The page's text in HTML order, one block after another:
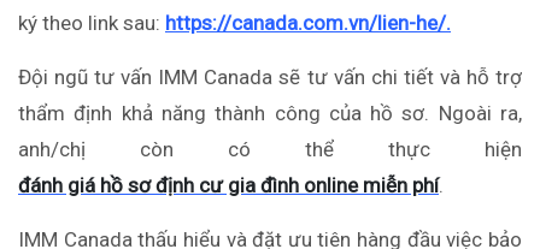
ký theo link sau: https://canada.com.vn/lien-he/.
Đội ngũ tư vấn IMM Canada sẽ tư vấn chi tiết và hỗ trợ
thẩm định khả năng thành công của hồ sơ. Ngoài ra,
anh/chị còn có thể thực hiện
đánh giá hồ sơ định cư gia đình online miễn phí.
IMM Canada thấu hiểu và đặt ưu tiên hàng đầu việc bảo